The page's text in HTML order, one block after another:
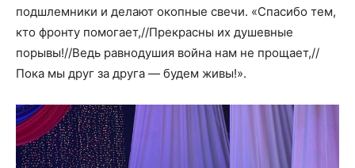
подшлемники и делают окопные свечи. «Спасибо тем,
кто фронту помогает,//Прекрасны их душевные
порывы!//Ведь равнодушия война нам не прощает,//
Пока мы друг за друга — будем живы!».